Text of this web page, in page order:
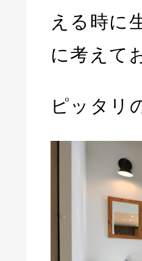
える時に
に考えて
ピッタリ